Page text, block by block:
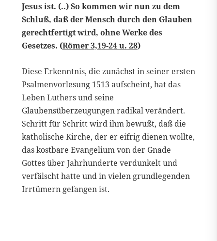
Jesus ist. (..) So kommen wir nun zu dem
Schluß, daß der Mensch durch den Glauben
gerechtfertigt wird, ohne Werke des
Gesetzes. (Römer 3,19-24 u. 28)
Diese Erkenntnis, die zunächst in seiner ersten
Psalmenvorlesung 1513 aufscheint, hat das
Leben Luthers und seine
Glaubensüberzeugungen radikal verändert.
Schritt für Schritt wird ihm bewußt, daß die
katholische Kirche, der er eifrig dienen wollte,
das kostbare Evangelium von der Gnade
Gottes über Jahrhunderte verdunkelt und
verfälscht hatte und in vielen grundlegenden
Irrtümern gefangen ist.